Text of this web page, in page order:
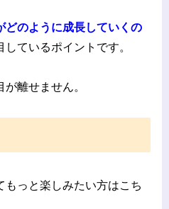
どのように成長していくの
ているポイントです。
離せません。
っと楽しみたい方はこち